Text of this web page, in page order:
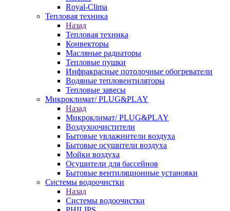
Royal-Clima
Тепловая техника
Назад
Тепловая техника
Конвекторы
Масляные радиаторы
Тепловые пушки
Инфракрасные потолочные обогреватели
Водяные тепловентиляторы
Тепловые завесы
Микроклимат/ PLUG&PLAY
Назад
Микроклимат/ PLUG&PLAY
Воздухоочистители
Бытовые увлажнители воздуха
Бытовые осушители воздуха
Мойки воздуха
Осушители для бассейнов
Бытовые вентиляционные установки
Системы водоочистки
Назад
Системы водоочистки